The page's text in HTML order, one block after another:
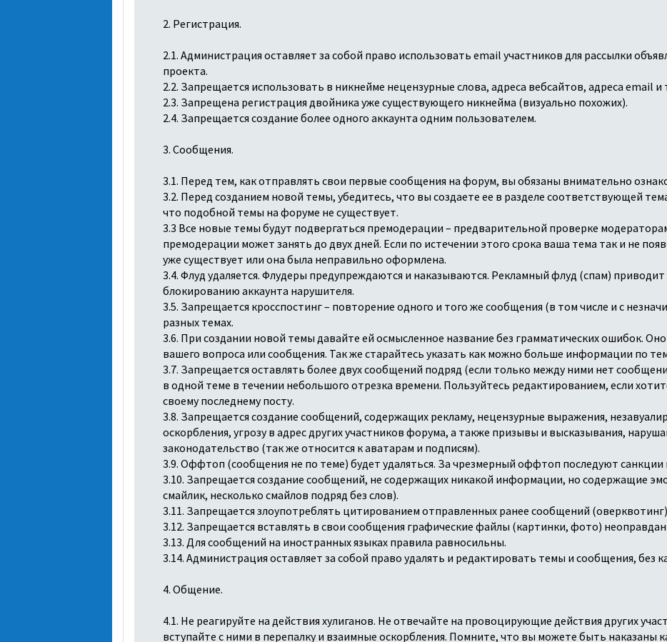
2. Регистрация.
2.1. Администрация оставляет за собой право использовать email участников для рассылки
проекта.
2.2. Запрещается использовать в никнейме нецензурные слова, адреса вебсайтов, адреса email и
2.3. Запрещена регистрация двойника уже существующего никнейма (визуально похожих).
2.4. Запрещается создание более одного аккаунта одним пользователем.
3. Сообщения.
3.1. Перед тем, как отправлять свои первые сообщения на форум, вы обязаны внимательно
3.2. Перед созданием новой темы, убедитесь, что вы создаете ее в разделе соответствующей
что подобной темы на форуме не существует.
3.3 Все новые темы будут подвергаться премодерации – предварительной проверке
премодерации может занять до двух дней. Если по истечении этого срока ваша тема так и не
уже существует или она была неправильно оформлена.
3.4. Флуд удаляется. Флудеры предупреждаются и наказываются. Рекламный флуд (спам)
блокированию аккаунта нарушителя.
3.5. Запрещается кросспостинг – повторение одного и того же сообщения (в том числе и с
разных темах.
3.6. При создании новой темы давайте ей осмысленное название без грамматических ошибок.
вашего вопроса или сообщения. Так же старайтесь указать как можно больше информации по
3.7. Запрещается оставлять более двух сообщений подряд (если только между ними нет
в одной теме в течении небольшого отрезка времени. Пользуйтесь редактированием, если
своему последнему посту.
3.8. Запрещается создание сообщений, содержащих рекламу, нецензурные выражения,
оскорбления, угрозу в адрес других участников форума, а также призывы и высказывания,
законодательство (так же относится к аватарам и подписям).
3.9. Оффтоп (сообщения не по теме) будет удаляться. За чрезмерный оффтоп последуют
3.10. Запрещается создание сообщений, не содержащих никакой информации, но содержащие
смайлик, несколько смайлов подряд без слов).
3.11. Запрещается злоупотреблять цитированием отправленных ранее сообщений
3.12. Запрещается вставлять в свои сообщения графические файлы (картинки, фото)
3.13. Для сообщений на иностранных языках правила равносильны.
3.14. Администрация оставляет за собой право удалять и редактировать темы и сообщения, без
4. Общение.
4.1. Не реагируйте на действия хулиганов. Не отвечайте на провоцирующие действия других
вступайте с ними в перепалку и взаимные оскорбления. Помните, что вы можете быть наказаны